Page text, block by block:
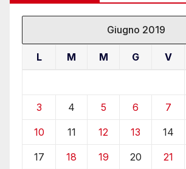
Giugno 2019
L M M G V
3 4 5 6 7
10 11 12 13 14
17 18 19 20 21